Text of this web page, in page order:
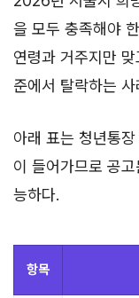
을 모두 충족해야
연령과 거주지만
준에서 탈락하는
아래 표는 청년통
이 들어가므로 공
능하다.
항목